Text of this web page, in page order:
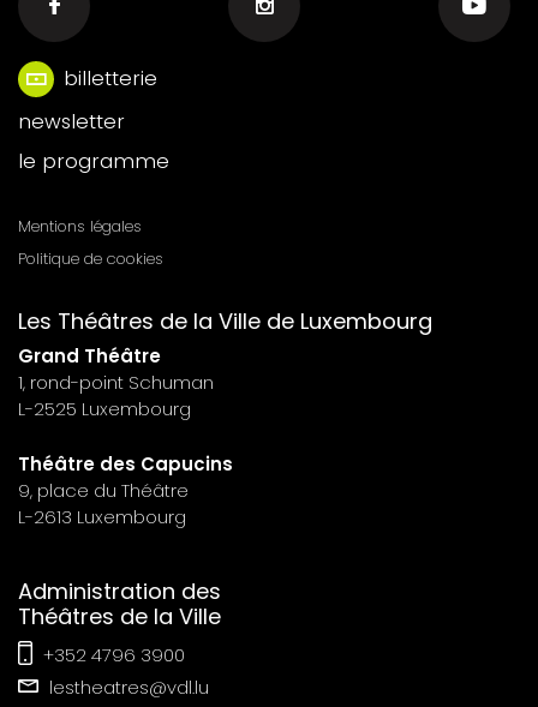
Menu
footer
n°6
billetterie
newsletter
le programme
Menu
n°7
Mentions légales
Politique de cookies
Les Théâtres de la Ville de Luxembourg
Grand Théâtre
1, rond-point Schuman
L-2525 Luxembourg
Théâtre des Capucins
9, place du Théâtre
L-2613 Luxembourg
Administration des
Théâtres de la Ville
+352 4796 3900
lestheatres@vdl.lu